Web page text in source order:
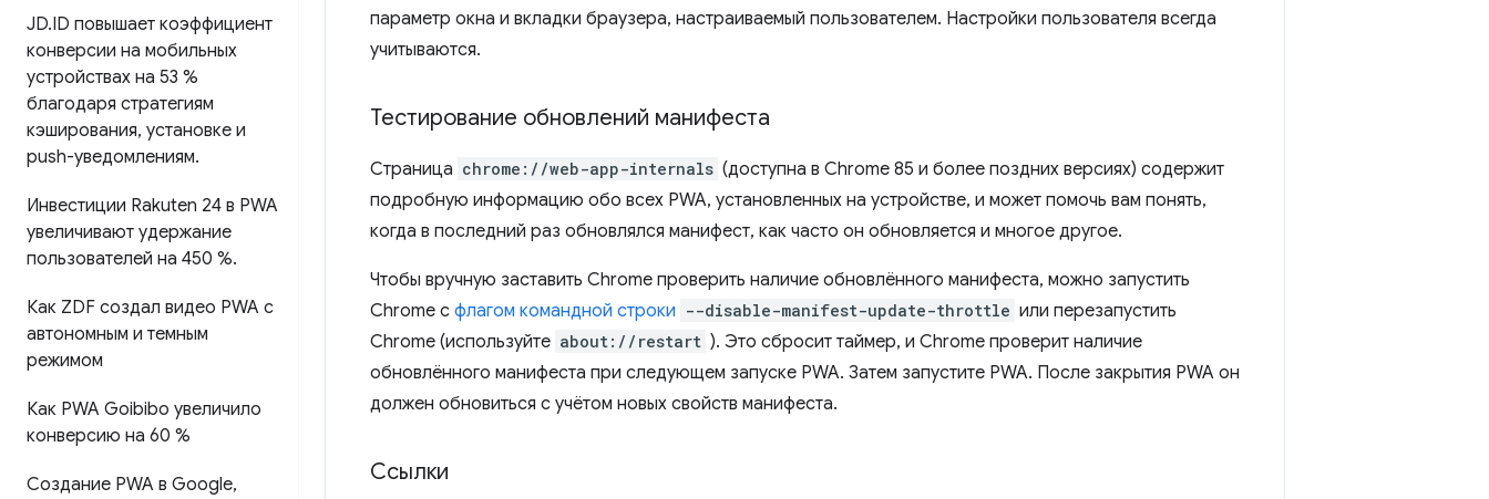
JD.ID повышает коэффициент
конверсии на мобильных
устройствах на 53 %
благодаря стратегиям
кэширования, установке и
push-уведомлениям.
Инвестиции Rakuten 24 в PWA
увеличивают удержание
пользователей на 450 %.
Как ZDF создал видео PWA с
автономным и темным
режимом
Как PWA Goibibo увеличило
конверсию на 60 %
Создание PWA в Google,
параметр окна и вкладки браузера, настраиваемый пользователем. Настройки пользователя всегда
учитываются.
Тестирование обновлений манифеста
Страница chrome://web-app-internals (доступна в Chrome 85 и более поздних версиях) содержит
подробную информацию обо всех PWA, установленных на устройстве, и может помочь вам понять,
когда в последний раз обновлялся манифест, как часто он обновляется и многое другое.
Чтобы вручную заставить Chrome проверить наличие обновлённого манифеста, можно запустить
Chrome с флагом командной строки --disable-manifest-update-throttle или перезапустить
Chrome (используйте about://restart ). Это сбросит таймер, и Chrome проверит наличие
обновлённого манифеста при следующем запуске PWA. Затем запустите PWA. После закрытия PWA он
должен обновиться с учётом новых свойств манифеста.
Ссылки